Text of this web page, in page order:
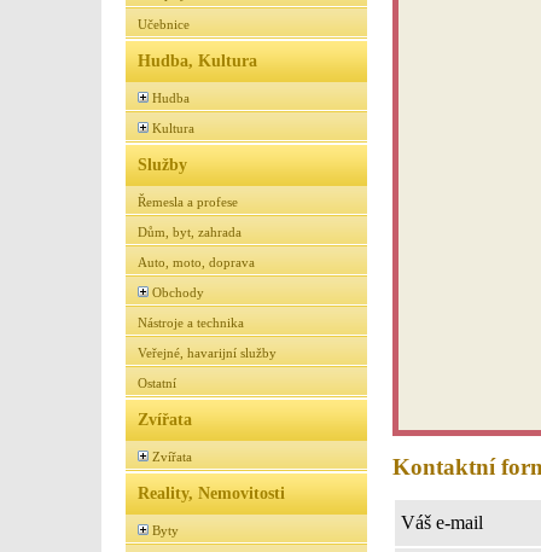
Učebnice
Hudba, Kultura
Hudba
Kultura
Služby
Řemesla a profese
Dům, byt, zahrada
Auto, moto, doprava
Obchody
Nástroje a technika
Veřejné, havarijní služby
Ostatní
Zvířata
Zvířata
Reality, Nemovitosti
Byty
Kontaktní
Váš e-mail